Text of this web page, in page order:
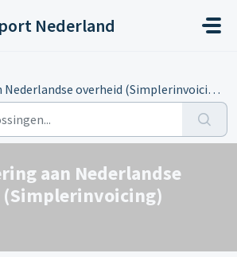
Nederland
overheid (Simplerinvoicing)...
aan Nederlandse